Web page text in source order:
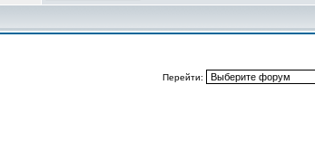
Перейти: